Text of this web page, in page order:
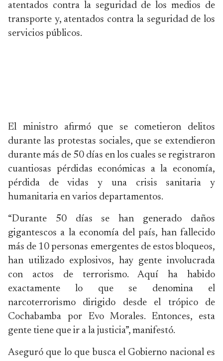
atentados contra la seguridad de los medios de
transporte y, atentados contra la seguridad de los
servicios públicos.
El ministro afirmó que se cometieron delitos
durante las protestas sociales, que se extendieron
durante más de 50 días en los cuales se registraron
cuantiosas pérdidas económicas a la economía,
pérdida de vidas y una crisis sanitaria y
humanitaria en varios departamentos.
“Durante 50 días se han generado daños
gigantescos a la economía del país, han fallecido
más de 10 personas emergentes de estos bloqueos,
han utilizado explosivos, hay gente involucrada
con actos de terrorismo. Aquí ha habido
exactamente lo que se denomina el
narcoterrorismo dirigido desde el trópico de
Cochabamba por Evo Morales. Entonces, esta
gente tiene que ir a la justicia”, manifestó.
Aseguró que lo que busca el Gobierno nacional es